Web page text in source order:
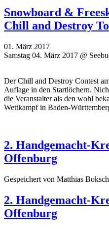
Snowboard &
Chill and Destroy
01. März 2017
Samstag 04. März 2017 @
Der Chill and Destroy Contest
Auflage in den Startlöchern.
die Veranstalter als den wohl
Wettkampf in Baden-
2. Handgemacht-
Offenburg
Gespeichert von Matthias Boksch
2. Handgemacht-
Offenburg